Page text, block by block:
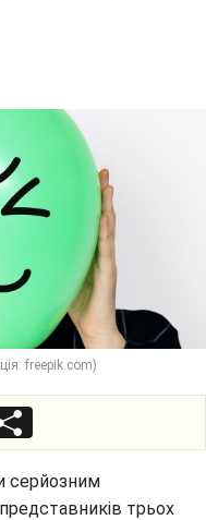
freepik.com)
серйозним
трьох